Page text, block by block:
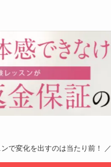
で変化を出すのは当たり前！ ／